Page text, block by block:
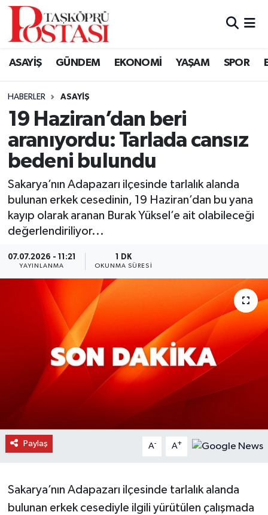
ASAYİŞ GÜNDEM EKONOMİ YAŞAM SPOR
HABERLER ASAYIŞ
19 Haziran’dan beri
aranıyordu: Tarlada cansız
bedeni bulundu
Sakarya’nın Adapazarı ilçesinde tarlalık alanda
bulunan erkek cesedinin, 19 Haziran’dan bu yana
kayıp olarak aranan Burak Yüksel’e ait olabileceği
değerlendiriliyor...
07.07.2026 - 11:21
YAYINLANMA
1 DK
OKUNMA SÜRESI
Paylaş A- A+
Sakarya’nın Adapazarı ilçesinde tarlalık alanda
bulunan erkek cesediyle ilgili yürütülen çalışmada
Kastamonu Vefat Edenler
Araç Haberleri
Azdavay Haberleri
Bozkurt Haberleri
Çatalzeytin Haberleri
Cide Haberleri
Daday Haberleri
Devrekani Haberleri
Doğanyurt Haberleri
Hanönü Haberleri
İnebolu Haberleri
Merkez Haberleri